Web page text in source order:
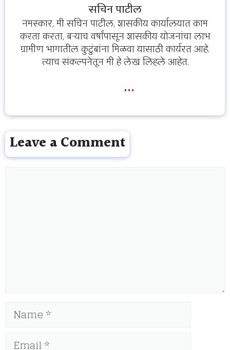
सचिन पाटील
नमस्कार, मी सचिन पाटील, शासकीय कार्यालयात काम
करता करता, बऱ्याच वर्षांपासून शासकीय योजनांचा लाभ
ग्रामीण भागातील कुटुंबांना मिळवा यासाठी कार्यरत आहे.
त्याच संकल्पनेतून मी हे लेख लिहले आहेत.
...
Leave a Comment
Name
Email